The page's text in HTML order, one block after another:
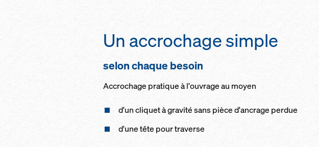
Un accrochage simple
selon chaque besoin
Accrochage pratique à l'ouvrage au moyen
d'un cliquet à gravité sans pièce d'ancrage perdue
d'une tête pour traverse